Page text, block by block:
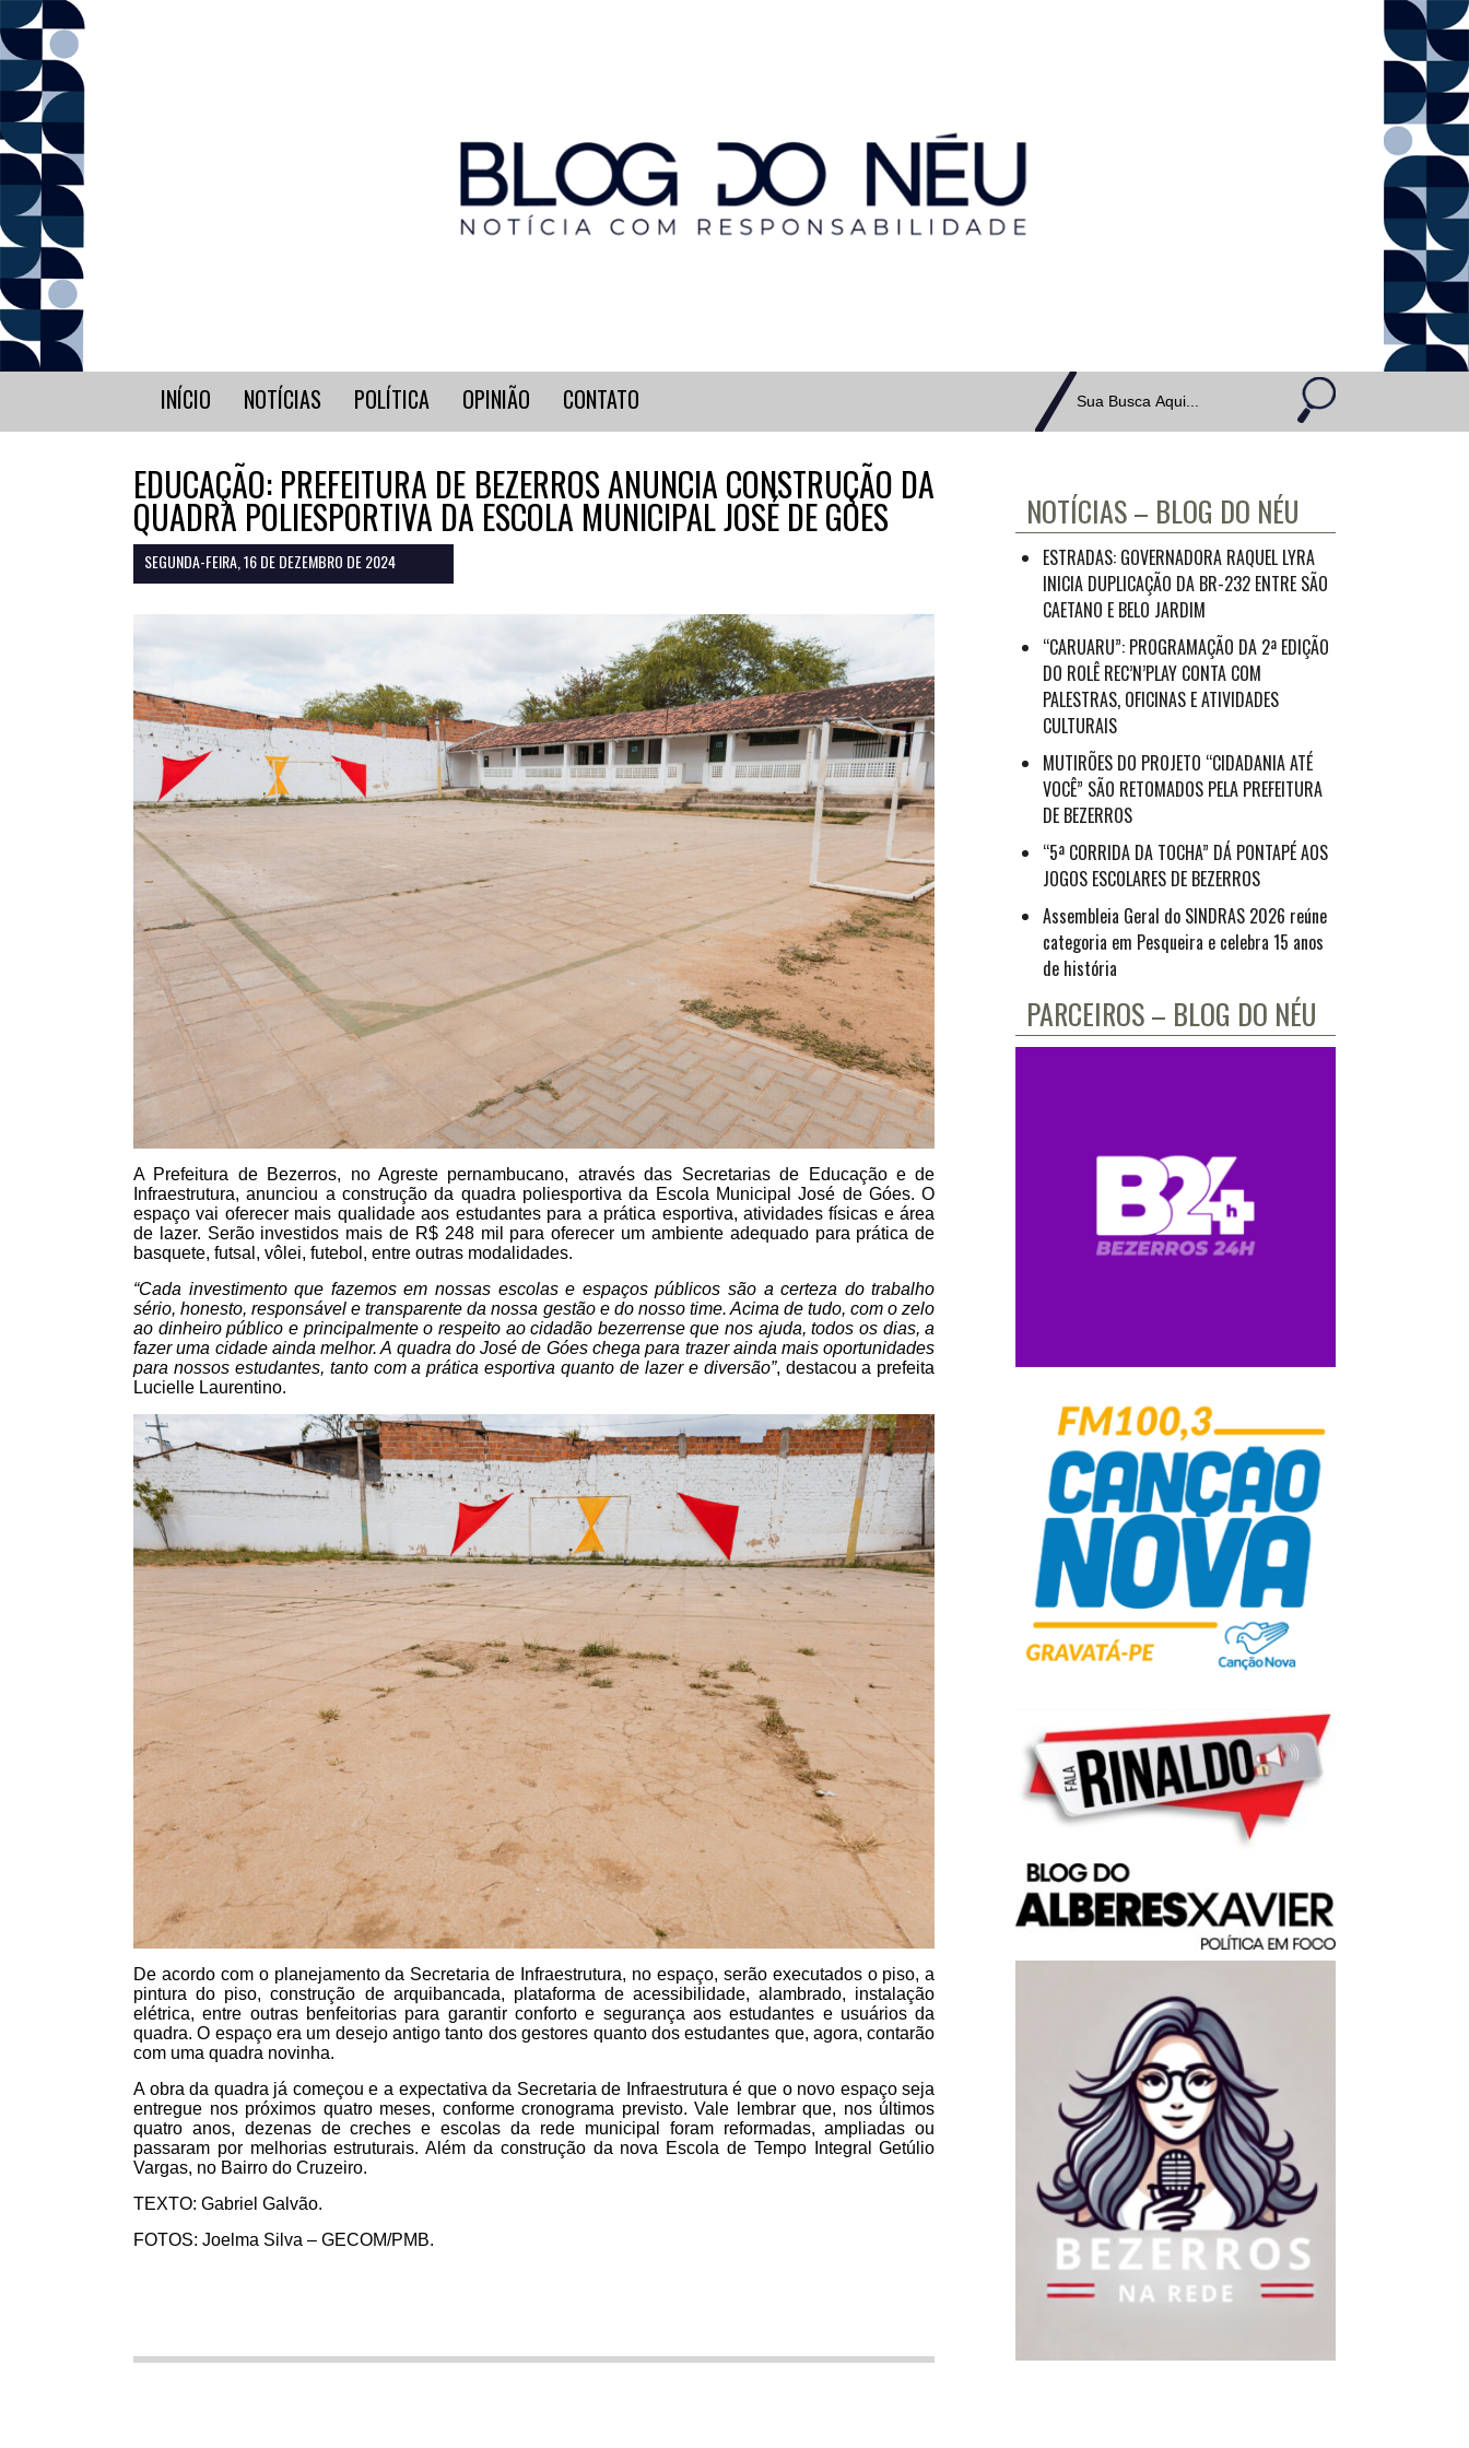
INÍCIO NOTÍCIAS POLÍTICA OPINIÃO CONTATO
EDUCAÇÃO: PREFEITURA DE BEZERROS ANUNCIA CONSTRUÇÃO DA
QUADRA POLIESPORTIVA DA ESCOLA MUNICIPAL JOSÉ DE GÓES
SEGUNDA-FEIRA, 16 DE DEZEMBRO DE 2024
A Prefeitura de Bezerros, no Agreste pernambucano, através das Secretarias de Educação e de
Infraestrutura, anunciou a construção da quadra poliesportiva da Escola Municipal José de Góes. O
espaço vai oferecer mais qualidade aos estudantes para a prática esportiva, atividades físicas e área
de lazer. Serão investidos mais de R$ 248 mil para oferecer um ambiente adequado para prática de
basquete, futsal, vôlei, futebol, entre outras modalidades.
“Cada investimento que fazemos em nossas escolas e espaços públicos são a certeza do trabalho
sério, honesto, responsável e transparente da nossa gestão e do nosso time. Acima de tudo, com o zelo
ao dinheiro público e principalmente o respeito ao cidadão bezerrense que nos ajuda, todos os dias, a
fazer uma cidade ainda melhor. A quadra do José de Góes chega para trazer ainda mais oportunidades
para nossos estudantes, tanto com a prática esportiva quanto de lazer e diversão”, destacou a prefeita
Lucielle Laurentino.
De acordo com o planejamento da Secretaria de Infraestrutura, no espaço, serão executados o piso, a
pintura do piso, construção de arquibancada, plataforma de acessibilidade, alambrado, instalação
elétrica, entre outras benfeitorias para garantir conforto e segurança aos estudantes e usuários da
quadra. O espaço era um desejo antigo tanto dos gestores quanto dos estudantes que, agora, contarão
com uma quadra novinha.
A obra da quadra já começou e a expectativa da Secretaria de Infraestrutura é que o novo espaço seja
entregue nos próximos quatro meses, conforme cronograma previsto. Vale lembrar que, nos últimos
quatro anos, dezenas de creches e escolas da rede municipal foram reformadas, ampliadas ou
passaram por melhorias estruturais. Além da construção da nova Escola de Tempo Integral Getúlio
Vargas, no Bairro do Cruzeiro.
TEXTO: Gabriel Galvão.
FOTOS: Joelma Silva – GECOM/PMB.
NOTÍCIAS – BLOG DO NÉU
ESTRADAS: GOVERNADORA RAQUEL LYRA
INICIA DUPLICAÇÃO DA BR-232 ENTRE SÃO
CAETANO E BELO JARDIM
“CARUARU”: PROGRAMAÇÃO DA 2ª EDIÇÃO
DO ROLÊ REC’N’PLAY CONTA COM
PALESTRAS, OFICINAS E ATIVIDADES
CULTURAIS
MUTIRÕES DO PROJETO “CIDADANIA ATÉ
VOCÊ” SÃO RETOMADOS PELA PREFEITURA
DE BEZERROS
“5ª CORRIDA DA TOCHA” DÁ PONTAPÉ AOS
JOGOS ESCOLARES DE BEZERROS
Assembleia Geral do SINDRAS 2026 reúne
categoria em Pesqueira e celebra 15 anos
de história
PARCEIROS – BLOG DO NÉU